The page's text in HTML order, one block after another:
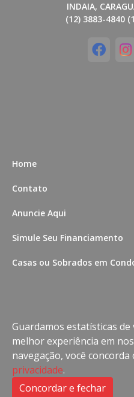
Guardamos estatísticas
melhor experiência em
navegação, você concorda
privacidade.
Concordar e fechar
INDAIA,
(12) 3883-4840
Home
Contato
Anuncie Aqui
Simule Seu Financiamento
Casas ou Sobrados em
Casa com piscina
Apartamento com piscina
Condomínio fechado